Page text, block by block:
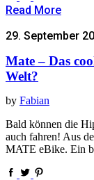
Read More
29. September
Mate – Das
Welt?
by Fabian
Bald können die
auch fahren! Aus
MATE eBike. Ein